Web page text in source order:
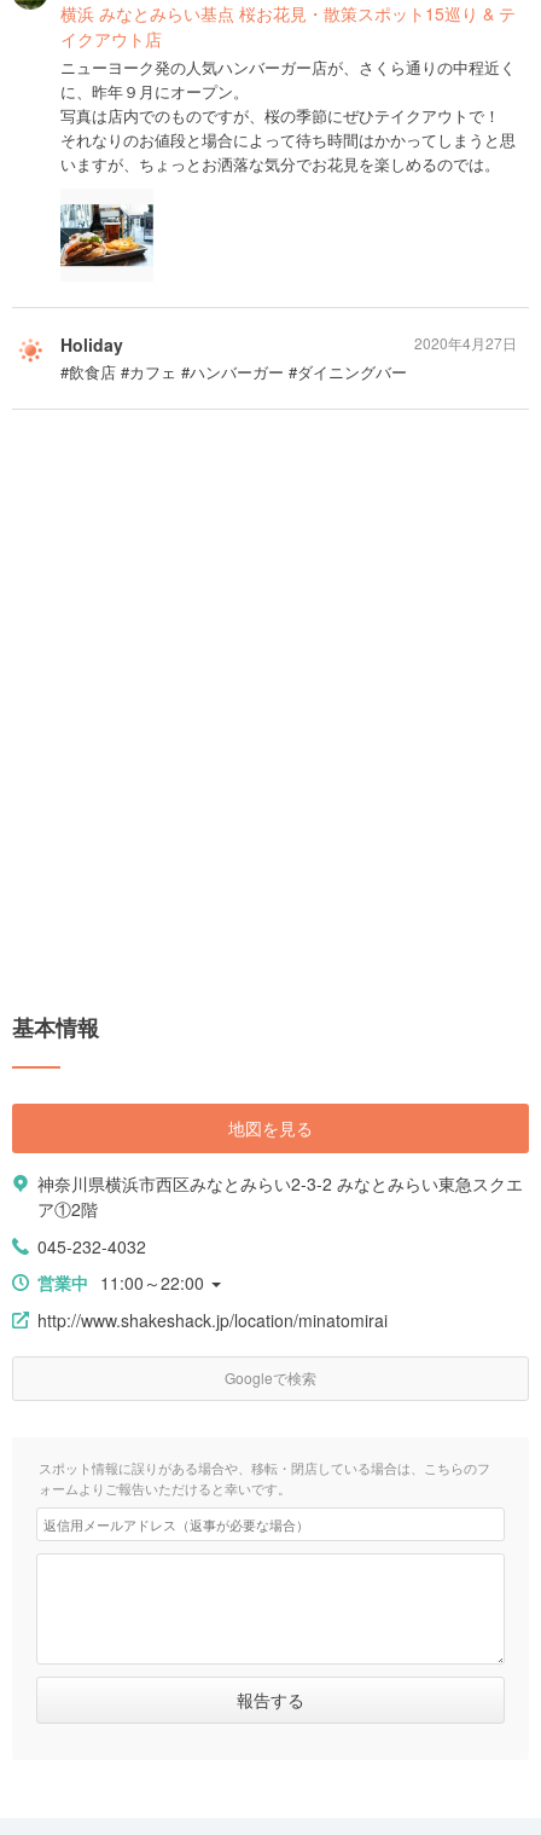
横浜 みなとみらい基点 桜お花見・散策スポット15巡り & テ
イクアウト店
ニューヨーク発の人気ハンバーガー店が、さくら通りの中程近く
に、昨年９月にオープン。
写真は店内でのものですが、桜の季節にぜひテイクアウトで！
それなりのお値段と場合によって待ち時間はかかってしまうと思
いますが、ちょっとお洒落な気分でお花見を楽しめるのでは。
Holiday
#飲食店 #カフェ #ハンバーガー #ダイニングバー
2020年4月27日
基本情報
地図を見る
神奈川県横浜市西区みなとみらい2-3-2 みなとみらい東急スクエ
ア①2階
045-232-4032
営業中 11:00～22:00
http://www.shakeshack.jp/location/minatomirai
Googleで検索
スポット情報に誤りがある場合や、移転・閉店している場合は、こちらのフ
ォームよりご報告いただけると幸いです。